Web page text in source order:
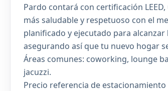
Pardo contará con certificación
más saludable y respetuoso con el
planificado y ejecutado para
asegurando así que tu nuevo hogar
Áreas comunes: coworking, lounge
jacuzzi.
Precio referencia de estacionamiento